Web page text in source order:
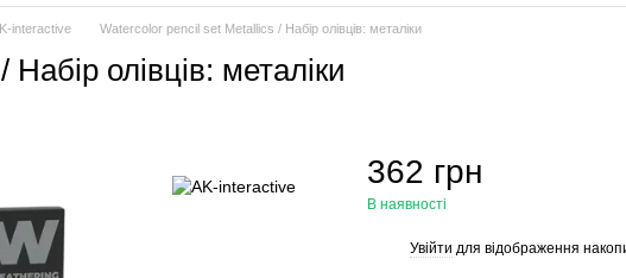
interactive Watercolor pencil set Metallics / Набір олівців: металіки
олівців: металіки
362 грн
В наявності
Увійти для відображення